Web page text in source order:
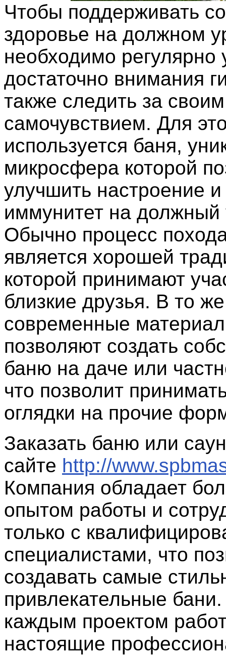
Чтобы поддерживать
здоровье на должном
необходимо регулярно
достаточно внимания
также следить за своим
самочувствием. Для
используется баня,
микросфера которой
улучшить настроение и
иммунитет на должный
Обычно процесс
является хорошей
которой принимают
близкие друзья. В то
современные
позволяют создать
баню на даче или
что позволит
оглядки на прочие
Заказать баню или
сайте http://
Компания обладает
опытом работы и
только с
специалистами, что
создавать самые
привлекательные
каждым проектом
настоящие